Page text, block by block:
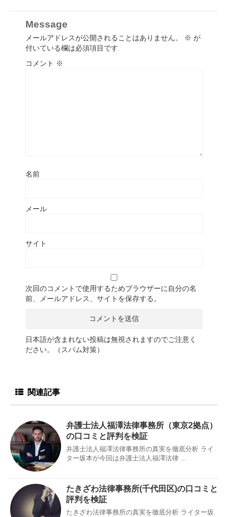
Message
メールアドレスが公開されることはありません。 ※ が
付いている欄は必須項目です
コメント ※
名前
メール
サイト
次回のコメントで使用するためブラウザーに自分の名
前、メールアドレス、サイトを保存する。
日本語が含まれない投稿は無視されますのでご注意く
ださい。（スパム対策）
関連記事
弁護士法人福澤法律事務所（東京2拠点）
の口コミと評判を検証
弁護士法人福澤法律事務所の真実を徹底分析 ライ
ター坂本が今回は弁護士法人福澤法律 ...
たきざわ法律事務所(千代田区)の口コミと
評判を検証
たきざわ法律事務所の真実を徹底分析 ライター坂